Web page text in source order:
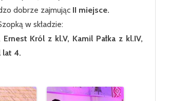
KLASA 5
dobrze zajmując II miejsce.
w składzie:
Król z kl.V, Kamil Pałka z kl.IV,
lat 4.